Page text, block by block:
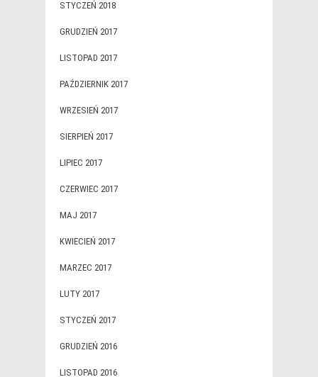
STYCZEŃ 2018
GRUDZIEŃ 2017
LISTOPAD 2017
PAŹDZIERNIK 2017
WRZESIEŃ 2017
SIERPIEŃ 2017
LIPIEC 2017
CZERWIEC 2017
MAJ 2017
KWIECIEŃ 2017
MARZEC 2017
LUTY 2017
STYCZEŃ 2017
GRUDZIEŃ 2016
LISTOPAD 2016